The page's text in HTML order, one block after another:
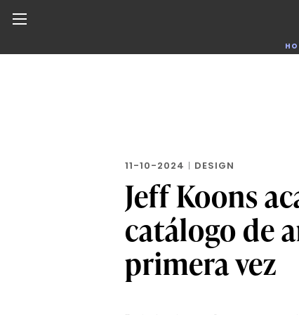
Noticias de negocios, innovación, tecnología y
11-10-2024 | DESIGN
Jeff Koons
catálogo de
primera vez